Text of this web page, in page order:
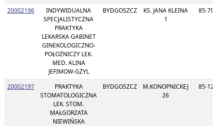
20002196
INDYWIDUALNA
SPECJALISTYCZNA
PRAKTYKA
LEKARSKA GABINET
GINEKOLOGICZNO-
POŁOŻNICZY LEK.
MED. ALINA
JEFIMOW-GŻYL
BYDGOSZCZ
KS. JANA KLEINA
1
85-796
20002197
PRAKTYKA
STOMATOLOGICZNA
LEK. STOM.
MAŁGORZATA
NIEWIŃSKA
BYDGOSZCZ
M.KONOPNICKEJ
26
85-124